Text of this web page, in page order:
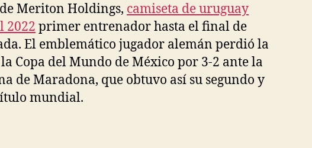
Meriton Holdings, camiseta de uruguay
2022 primer entrenador hasta el final de
El emblemático jugador alemán perdió la
Copa del Mundo de México por 3-2 ante la
de Maradona, que obtuvo así su segundo y
mundial.